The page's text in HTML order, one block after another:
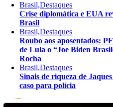
Brasil,Destaques
Crise diplomática e EUA
Brasil
Brasil,Destaques
Roubo aos aposentados:
de Lula o “Joe Biden
Rocha
Brasil,Destaques
Sinais de riqueza de
caso para polícia